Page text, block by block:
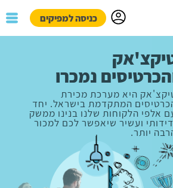
פייסבוק גוגל
כניסה למפיקים
נמכרו
היא מערכת מכירת
המתקדמת בישראל. יחד
אלפי הלקוחות שלנו בנינו ממשק
ועשיר שיאפשר לכם למכור
יותר.
נמכרו
היא מערכת מכירת
המתקדמת בישראל. יחד
אלפי הלקוחות שלנו בנינו ממשק
ועשיר שיאפשר לכם למכור
יותר.